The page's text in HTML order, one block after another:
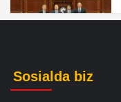
Sosialda biz